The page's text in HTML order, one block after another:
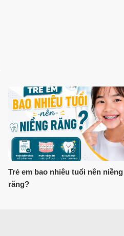
Trẻ em bao nhiêu tuổi nên niềng
răng?